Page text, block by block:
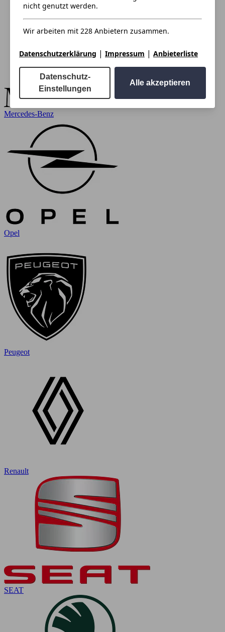
Mercedes-Benz
Opel
Peugeot
Renault
SEAT
nicht genutzt werden.
Wir arbeiten mit 228 Anbietern zusammen.
Datenschutzerklärung | Impressum | Anbieterliste
Datenschutz-
Einstellungen
Alle akzeptieren